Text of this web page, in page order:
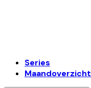
Series
Maandoverzicht